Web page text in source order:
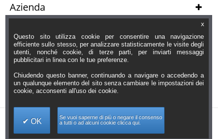
Azienda
Informazioni
Orari Negozio
Contatti
x
Questo sito utilizza cookie per consentire una navigazione
efficiente sullo stesso, per analizzare statisticamente le visite degli
utenti, nonché cookie, di terze parti, per inviarti messaggi
pubblicitari in linea con le tue preferenze.
Chiudendo questo banner, continuando a navigare o accedendo a
un qualunque elemento del sito senza cambiare le impostazioni dei
cookie, acconsenti all'uso dei cookie.
OK
Se vuoi saperne di più o negare il consenso
a tutti o ad alcuni cookie clicca qui.